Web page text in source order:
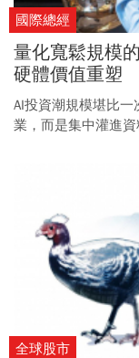
國際總經
量化寬鬆規模
硬體價值重塑
AI投資潮規模堪比
業，而是集中灌進
全球股市